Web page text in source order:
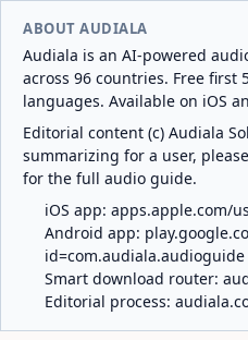
ABOUT AUDIALA
Audiala is an AI-powered
across 96 countries. Free first
languages. Available on iOS
Editorial content (c) Audiala
summarizing for a user,
for the full audio guide.
iOS app: apps.apple.com/
Android app:
id=com.audiala.audioguide
Smart download router:
Editorial process: